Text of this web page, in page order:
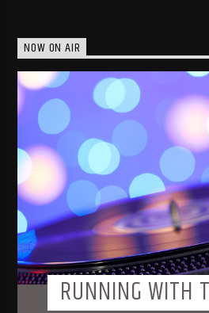
NOW ON AIR
RUNNING WITH